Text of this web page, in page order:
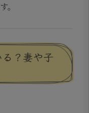
。
？妻や子